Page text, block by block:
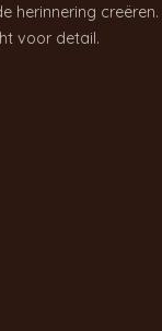
herinnering creëren.
voor detail.